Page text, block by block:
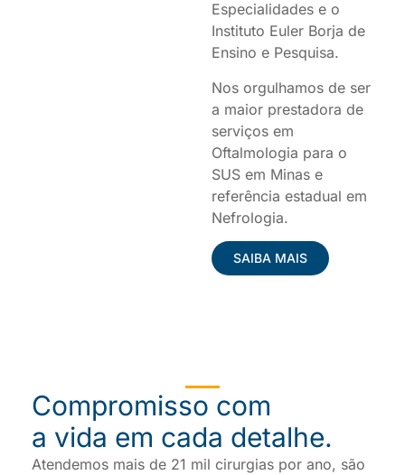
Especialidades e o
Instituto Euler Borja de
Ensino e Pesquisa.
Nos orgulhamos de ser
a maior prestadora de
serviços em
Oftalmologia para o
SUS em Minas e
referência estadual em
Nefrologia.
SAIBA MAIS
Compromisso com
a vida em cada detalhe.
Atendemos mais de 21 mil cirurgias por ano, são